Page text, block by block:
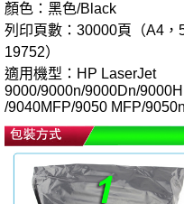
顏色：黑色/Black
列印頁數：30000頁（A4，
19752）
適用機型：HP LaserJet
9000/9000n/9000Dn/
/9040MFP/9050 MFP/